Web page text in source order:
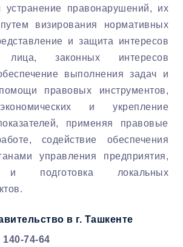
устранение правонарушений, их
визирования нормативных
и защита интересов
лица, законных интересов
выполнения задач и
правовых инструментов,
и укрепление
применяя правовые
содействие обеспечения
управления предприятия,
и подготовка локальных
в г. Ташкенте
74-64